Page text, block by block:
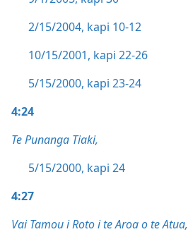
2/15/2004, kapi 10-12
10/15/2001, kapi 22-26
5/15/2000, kapi 23-24
4:24
Te Punanga Tiaki,
5/15/2000, kapi 24
4:27
Vai Tamou i Roto i te Aroa o te Atua,